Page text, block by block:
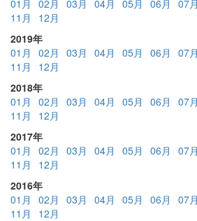
01月
02月 03月 04月 05月 06月 07月
11月
12月
2019年
01月
02月 03月 04月 05月 06月 07月
11月
12月
2018年
01月
02月 03月 04月 05月 06月 07月
11月
12月
2017年
01月
02月 03月 04月 05月 06月 07月
11月
12月
2016年
01月
02月 03月 04月 05月 06月 07月
11月
12月